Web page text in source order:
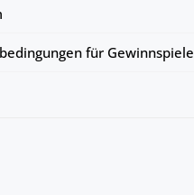
für Gewinnspiele